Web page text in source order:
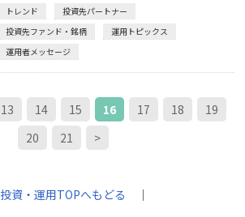
トレンド
投資先パートナー
投資先ファンド・銘柄
運用トピックス
運用者メッセージ
13 14 15 16 17 18
19
20
21 >
投資・運用TOPへもどる ｜